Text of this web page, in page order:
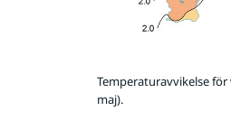
Temperaturavvikelse för
maj).